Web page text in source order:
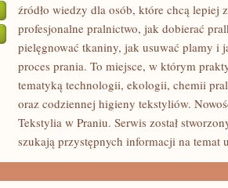
źródło wiedzy dla osób, które chcą lepiej
profesjonalne pralnictwo, jak dobierać
pielęgnować tkaniny, jak usuwać plamy i
proces prania. To miejsce, w którym
tematyką technologii, ekologii, chemii
oraz codziennej higieny tekstyliów.
Tekstylia w Praniu. Serwis został
szukają przystępnych informacji na temat